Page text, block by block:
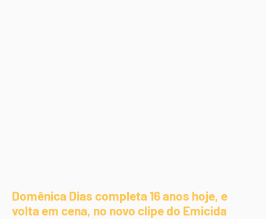
Domênica Dias completa 16 anos hoje, e
volta em cena, no novo clipe do Emicida